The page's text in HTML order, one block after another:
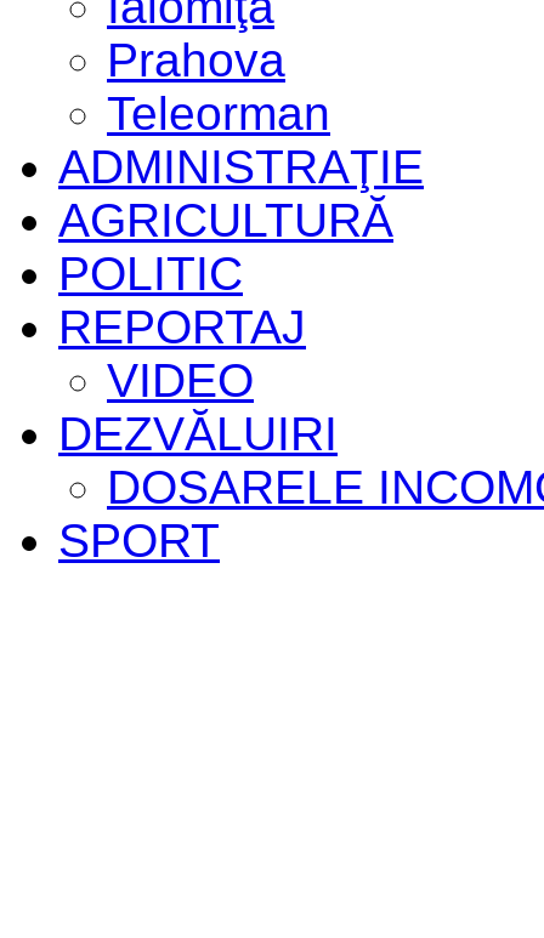
Prahova
Teleorman
ADMINISTRAŢIE
AGRICULTURĂ
POLITIC
REPORTAJ
VIDEO
DEZVĂLUIRI
DOSARELE
SPORT